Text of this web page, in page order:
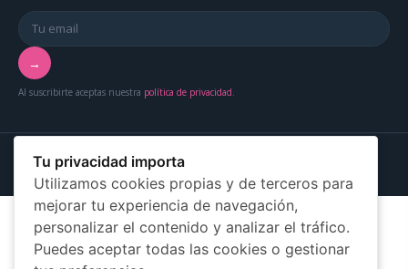
→
Al suscribirte aceptas nuestra política de privacidad.
© 2026 Más Mujer Online — Asociación Más Mujer Canarias
Aviso legal
Tu privacidad importa
Utilizamos cookies propias y de terceros para
mejorar tu experiencia de navegación,
personalizar el contenido y analizar el tráfico.
Puedes aceptar todas las cookies o gestionar